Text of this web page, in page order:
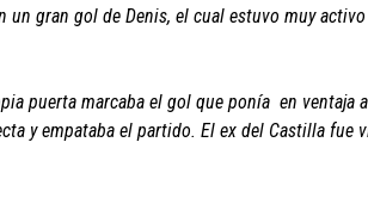
gran gol de Denis, el cual estuvo muy
puerta marcaba el gol que ponía en ventaja
y empataba el partido. El ex del Castilla fue